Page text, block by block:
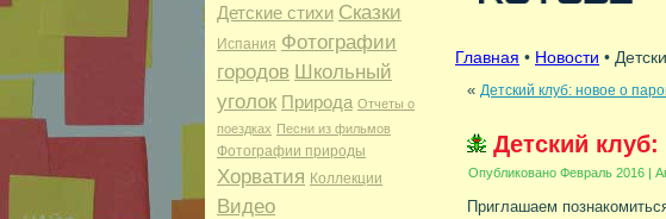
Детские стихи Сказки
Испания Фотографии
городов Школьный
уголок Природа Отчеты о
поездках Песни из фильмов
Фотографии природы
Хорватия Коллекции
Видео
Главная • Новости •
« Детский клуб: новое о
Детский
Опубликовано Февраль 2016 |
Приглашаем